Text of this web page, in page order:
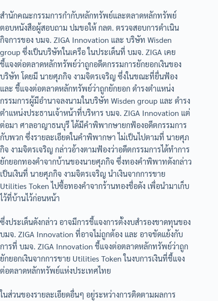
สำนักคณะกรรมการกำกับหลักทรัพย์และตลาดหลักทรัพย์
ตอบหนังสือผู้สอบถาม ปมขอให้ กลต. ตรวจสอบการดำเนิน
กิจการของ บมจ. ZIGA Innovation และ บริษัท Wisden
group ซึ่งเป็นบริษัทในเครือ ในประเด็นที่ บมจ. ZIGA เคย
ชี้แจงต่อตลาดหลักทรัพย์ว่าถูกอดีตกรรมการยักยอกเงินของ
บริษัท โดยมี นายศุภกิจ งามจิตรเจริญ ซึ่งในขณะที่ยื่นฟ้อง
และ ชี้แจงต่อตลาดหลักทรัพย์ว่าถูกยักยอก ดำรงตำแหน่ง
กรรมการผู้มีอำนาจลงนามในบริษัท Wisden group และ ดำรง
ตำแหน่งประธานเจ้าหน้าที่บริหาร บมจ. ZIGA Innovation แต่
ต่อมา ศาลอาญาธนบุรี ได้มีคำพิพากษายกฟ้องอดีตกรรมการ
กับพวก ซึ่งรายละเอียดในคำพิพากษา ไม่เป็นไปตามที่ นายศุภ
กิจ งามจิตรเจริญ กล่าวอ้างตามฟ้องว่าอดีตกรรมการได้ทำการ
ยักยอกทองคำจากบ้านของนายศุภกิจ ซึ่งทองคำพิพาทดังกล่าว
เป็นเงินที่ นายศุภกิจ งามจิตรเจริญ นำเงินจากการขาย
Utilities Token ไปซื้อทองคำจากร้านทองชื่อดัง เพื่อนำมาเก็บ
ไว้ที่บ้านไว้ก่อนหน้า
ซึ่งประเด็นดังกล่าว อาจมีการชี้แจงการตั้งงบสำรองขาดทุนของ
บมจ. ZIGA Innovation ที่อาจไม่ถูกต้อง และ อาจขัดแย้งกับ
การที่ บมจ. ZIGA Innovation ชี้แจงต่อตลาดหลักทรัพย์ว่าถูก
ยักยอกเงินจากการขาย Utilities Token ในงบการเงินที่ชี้แจง
ต่อตลาดหลักทรัพย์แห่งประเทศไทย
ในส่วนของรายละเอียดอื่นๆ อยู่ระหว่างการติดตามผลการ